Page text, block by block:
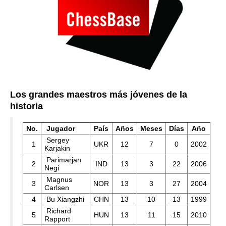
Los grandes maestros más jóvenes de la
historia
No. Jugador País Años Meses Días
Año
1
Sergey
Karjakin
UKR 12 7 0 2002
2
Parimarjan
Negi
IND 13 3 22 2006
3
Magnus
Carlsen
NOR 13 3 27
2004
4
Bu Xiangzhi CHN 13 10 13
1999
5
Richard
Rapport
HUN 13 11 15 2010